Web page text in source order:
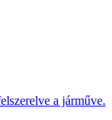
a járműve.